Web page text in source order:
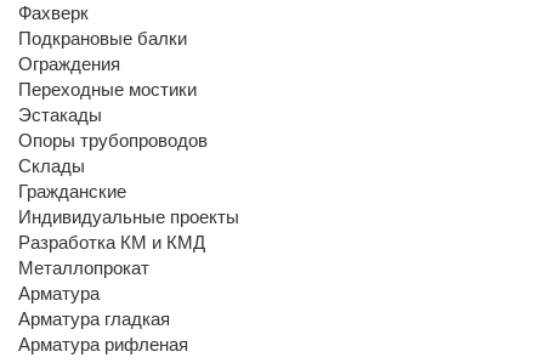
Фахверк
Подкрановые балки
Ограждения
Переходные мостики
Эстакады
Опоры трубопроводов
Склады
Гражданские
Индивидуальные проекты
Разработка КМ и КМД
Металлопрокат
Арматура
Арматура гладкая
Арматура рифленая